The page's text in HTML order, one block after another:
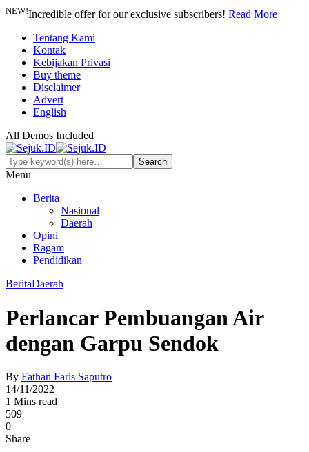
NEW!Incredible offer for our exclusive subscribers! Read More
Tentang Kami
Kontak
Kebijakan Privasi
Buy theme
Disclaimer
Advert
English
All Demos Included
Menu
Berita
Nasional
Daerah
Opini
Ragam
Pendidikan
BeritaDaerah
Perlancar Pembuangan Air
dengan Garpu Sendok
By Fathan Faris Saputro
14/11/2022
1 Mins read
509
0
Share